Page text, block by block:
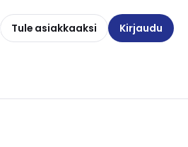
Tule asiakkaaksi Kirjaudu